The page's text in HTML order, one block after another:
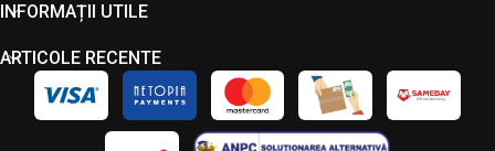
INFORMAȚII UTILE
ARTICOLE RECENTE